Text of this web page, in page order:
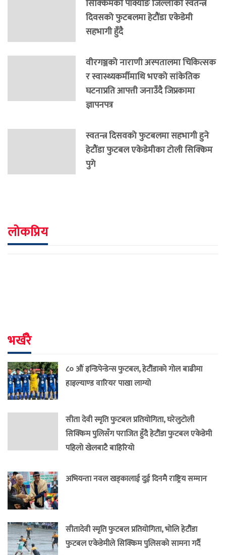
सिक्किमको पाक्योङ जिल्लाको स्वतन्त्र
दिवसको फुटबलमा हेटौंडा एकेडेमी
सहभागी हुँदै
वीरगञ्जको नाराणी अस्पतालमा चिकित्सक
र स्वास्थ्यकर्मीमाथि भएको सांकेतिक
घटनाप्रति आपत्ती जनाउँदै जिप्रकामा
ज्ञापनपत्र
स्वतन्त्र दिसवको फुटबलमा सहभागी हुने
हेटौंडा फुटबल एकेडेमीका टोली सिक्किम
पुगे
लोकप्रिय
भर्खरै
८० औं इन्डिपेन्डेन्स फुटबल, हेटौंडाको गोल बाढीमा
हाइल्याण्ड वारियर पाखा लाग्यो
सीता देवी स्मृति फुटबल प्रतियोगिता, घरेलुटोली
सिक्किम पुलिसँग पराजित हुँदै हेटौंडा फुटबल एकेडेमी
पहिलो खेलबाटै बाहिरियो
अभियन्ता नवल खड्कालाई दुई दिनमै राष्ट्रिय सम्मान
सीतादेवी स्मृति फुटबल प्रतियोगिता, भोलि हेटौंडा
फुटबल एकेडेमीले सिक्किम पुलिसको सामना गर्दै